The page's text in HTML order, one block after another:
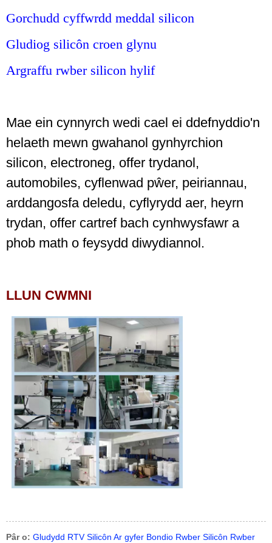
Gorchudd cyffwrdd meddal silicon
Gludiog silicôn croen glynu
Argraffu rwber silicon hylif
Mae ein cynnyrch wedi cael ei ddefnyddio'n
helaeth mewn gwahanol gynhyrchion
silicon, electroneg, offer trydanol,
automobiles, cyflenwad pŵer, peiriannau,
arddangosfa deledu, cyflyrydd aer, heyrn
trydan, offer cartref bach cynhwysfawr a
phob math o feysydd diwydiannol.
LLUN CWMNI
Pâr o: Gludydd RTV Silicôn Ar gyfer Bondio Rwber Silicôn Rwber